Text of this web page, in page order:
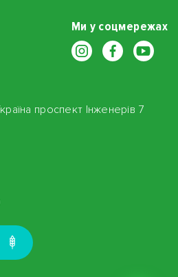
Ми у соцмережах
проспект Інженерів 7